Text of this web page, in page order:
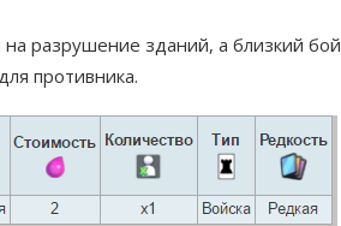
разрушение зданий, а близкий бой
противника.